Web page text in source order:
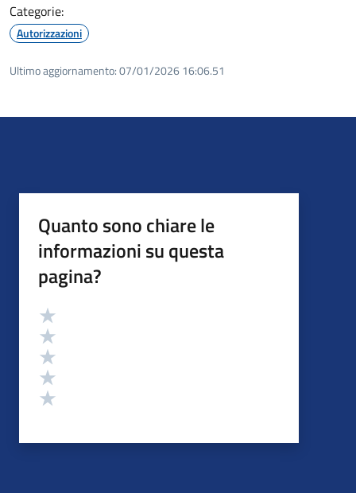
Categorie:
Autorizzazioni
Ultimo aggiornamento:07/01/2026 16:06.51
Quanto sono chiare le
informazioni su questa
pagina?
Valutazione